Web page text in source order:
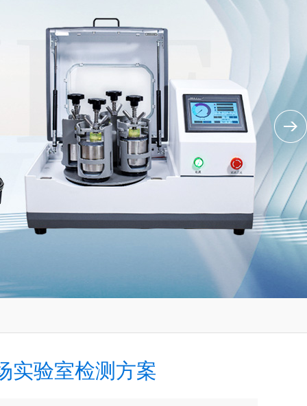
实验室检测方案